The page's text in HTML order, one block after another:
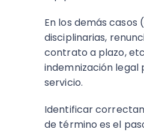
En los demás casos
disciplinarias,
contrato a plazo,
indemnización legal
servicio.
Identificar
de término es el